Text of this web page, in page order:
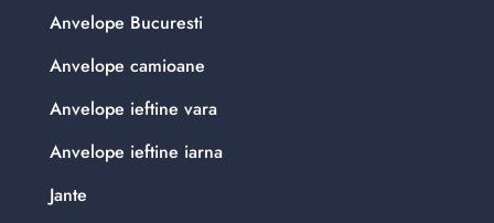
Anvelope Bucuresti
Anvelope camioane
Anvelope ieftine vara
Anvelope ieftine iarna
Jante